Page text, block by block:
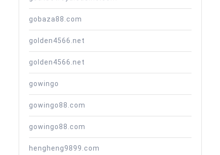
gobaza88.com
golden4566.net
golden4566.net
gowingo
gowingo88.com
gowingo88.com
hengheng9899.com